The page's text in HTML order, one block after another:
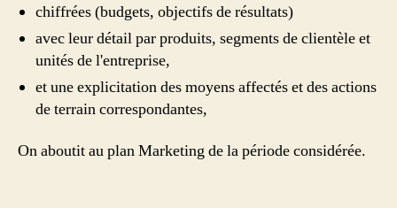
chiffrées (budgets, objectifs de résultats)
avec leur détail par produits, segments de clientèle et
unités de l'entreprise,
et une explicitation des moyens affectés et des actions
de terrain correspondantes,
On aboutit au plan Marketing de la période considérée.